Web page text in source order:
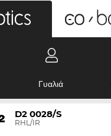
Γυαλιά
D2 0028/S
RHL/IR